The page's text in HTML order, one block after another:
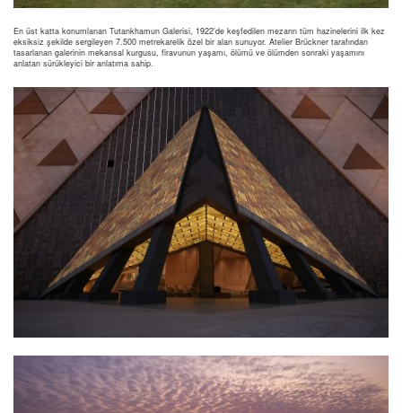
En üst katta konumlanan Tutankhamun Galerisi, 1922’de keşfedilen mezarın tüm hazinelerini ilk kez
eksiksiz şekilde sergileyen 7.500 metrekarelik özel bir alan sunuyor. Atelier Brückner tarafından
tasarlanan galerinin mekansal kurgusu, firavunun yaşamı, ölümü ve ölümden sonraki yaşamını
anlatan sürükleyici bir anlatıma sahip.